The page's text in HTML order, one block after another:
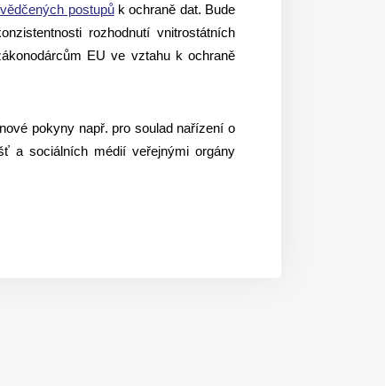
postupůk ochraně dat. Bude
rozhodnutí vnitrostátních
EU ve vztahu k ochraně
pokyny např. pro soulad nařízení o
a sociálních médií veřejnými orgány